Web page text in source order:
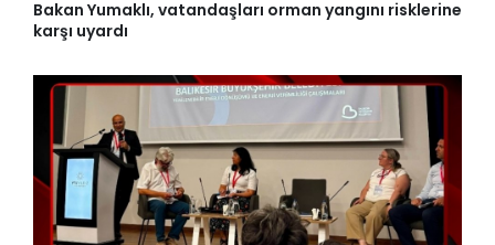
Bakan Yumaklı, vatandaşları orman yangını risklerine
karşı uyardı